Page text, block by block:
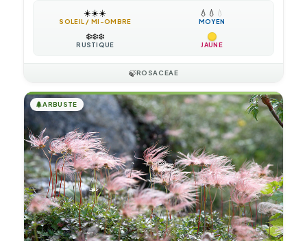
☀️☀️☀️
SOLEIL / MI-OMBRE
💧 💧 💧
MOYEN
❄️❄️❄️
RUSTIQUE JAUNE
🍃ROSACEAE
🌲ARBUSTE